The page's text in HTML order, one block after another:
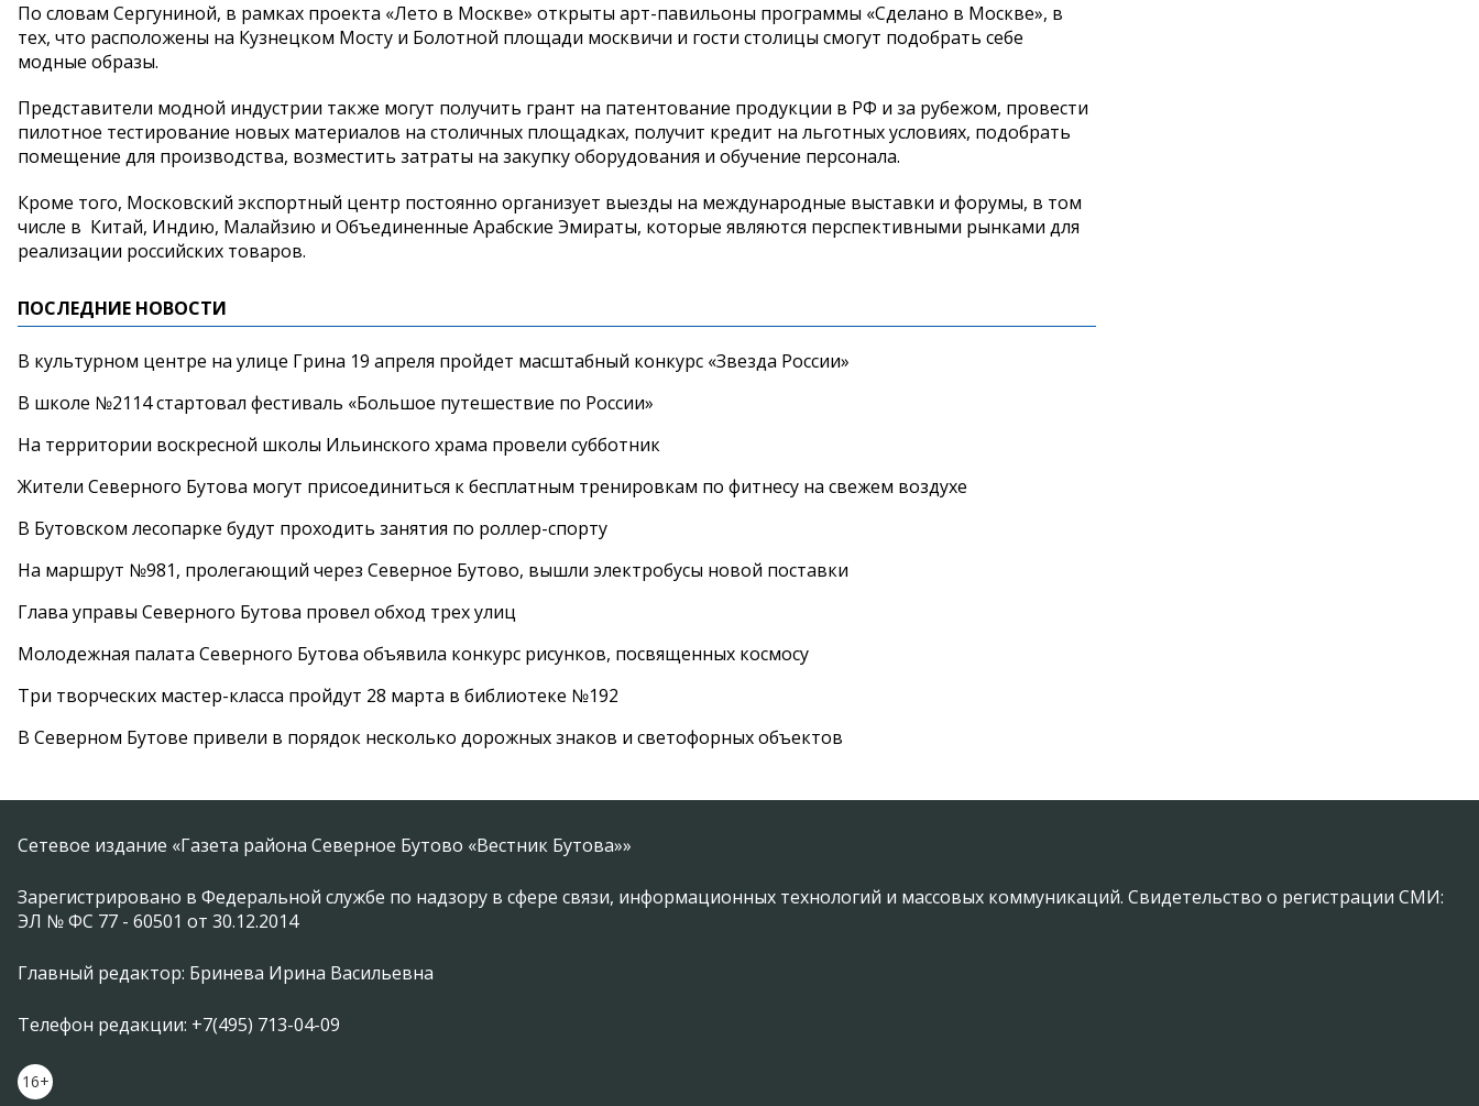
По словам Сергуниной, в рамках проекта «Лето в Москве» открыты арт-павильоны программы «Сделано в Москве», в
тех, что расположены на Кузнецком Мосту и Болотной площади москвичи и гости столицы смогут подобрать себе
модные образы.
Представители модной индустрии также могут получить грант на патентование продукции в РФ и за рубежом, провести
пилотное тестирование новых материалов на столичных площадках, получит кредит на льготных условиях, подобрать
помещение для производства, возместить затраты на закупку оборудования и обучение персонала.
Кроме того, Московский экспортный центр постоянно организует выезды на международные выставки и форумы, в том
числе в Китай, Индию, Малайзию и Объединенные Арабские Эмираты, которые являются перспективными рынками для
реализации российских товаров.
ПОСЛЕДНИЕ НОВОСТИ
В культурном центре на улице Грина 19 апреля пройдет масштабный конкурс «Звезда России»
В школе №2114 стартовал фестиваль «Большое путешествие по России»
На территории воскресной школы Ильинского храма провели субботник
Жители Северного Бутова могут присоединиться к бесплатным тренировкам по фитнесу на свежем воздухе
В Бутовском лесопарке будут проходить занятия по роллер-спорту
На маршрут №981, пролегающий через Северное Бутово, вышли электробусы новой поставки
Глава управы Северного Бутова провел обход трех улиц
Молодежная палата Северного Бутова объявила конкурс рисунков, посвященных космосу
Три творческих мастер-класса пройдут 28 марта в библиотеке №192
В Северном Бутове привели в порядок несколько дорожных знаков и светофорных объектов
Сетевое издание «Газета района Северное Бутово «Вестник Бутова»»
Зарегистрировано в Федеральной службе по надзору в сфере связи, информационных технологий и массовых коммуникаций. Свидетельство о регистрации СМИ:
ЭЛ № ФС 77 - 60501 от 30.12.2014
Главный редактор: Бринева Ирина Васильевна
Телефон редакции: +7(495) 713-04-09
16+